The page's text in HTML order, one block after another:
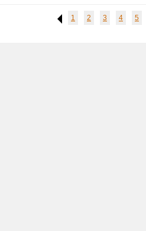
Previous
1 2 3 4 5